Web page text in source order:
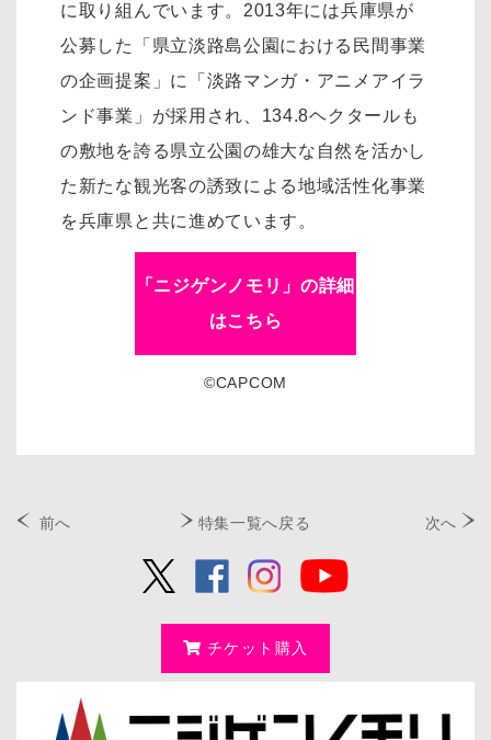
に取り組んでいます。2013年には兵庫県が
公募した「県立淡路島公園における民間事業
の企画提案」に「淡路マンガ・アニメアイラ
ンド事業」が採用され、134.8ヘクタールも
の敷地を誇る県立公園の雄大な自然を活かし
た新たな観光客の誘致による地域活性化事業
を兵庫県と共に進めています。
「ニジゲンノモリ」の詳細
はこちら
©CAPCOM
前へ 特集一覧へ戻る 次へ
チケット購入